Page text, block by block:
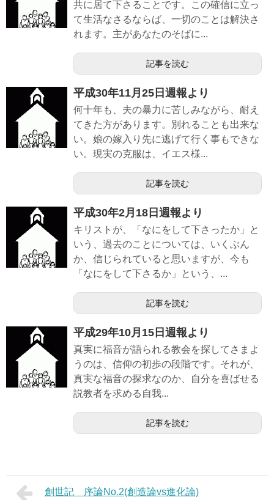
共に居て下さることです。この確信に立っ
て生活なさるならば、一切のことは解決さ
れます。主があなたのそばに...
記事を読む
平成30年11月25日週報より
何十年も、夫の暴力に苦しみながら、耐え
てきた方があります。別れることも出来な
い。娘の嫁入り先に逃げて行く事もできな
い。現実の克服は、イエス様...
記事を読む
平成30年2月18日週報より
キリストが、「なにをして下さったか」と
いう、過去のことについては、いくぶん
か、信じられていると思いますが、今も
「なにをして下さるか」という、...
記事を読む
平成29年10月15日週報より
真実に福音が語られる教会を探してさまよ
うのは、信仰の初歩の段階です。それが、
真実な福音の探求なのか、自分を喜ばせる
説教者を求める自我...
記事を読む
創世記 序論No.2(創造論vs進化論)